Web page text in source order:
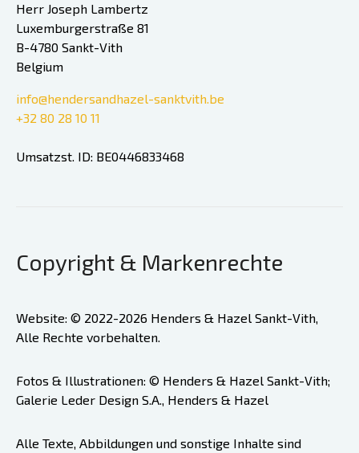
Herr Joseph Lambertz
Luxemburgerstraße 81
B-4780 Sankt-Vith
Belgium
info@hendersandhazel-sanktvith.be
+32 80 28 10 11
Umsatzst. ID: BE0446833468
Copyright & Markenrechte
Website: © 2022-2026 Henders & Hazel Sankt-Vith,
Alle Rechte vorbehalten.
Fotos & Illustrationen: © Henders & Hazel Sankt-Vith;
Galerie Leder Design S.A., Henders & Hazel
Alle Texte, Abbildungen und sonstige Inhalte sind